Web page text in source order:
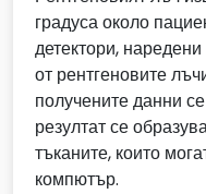
градуса около
детектори, наредени
от рентгеновите
получените данни
резултат се
тъканите, които
компютър.